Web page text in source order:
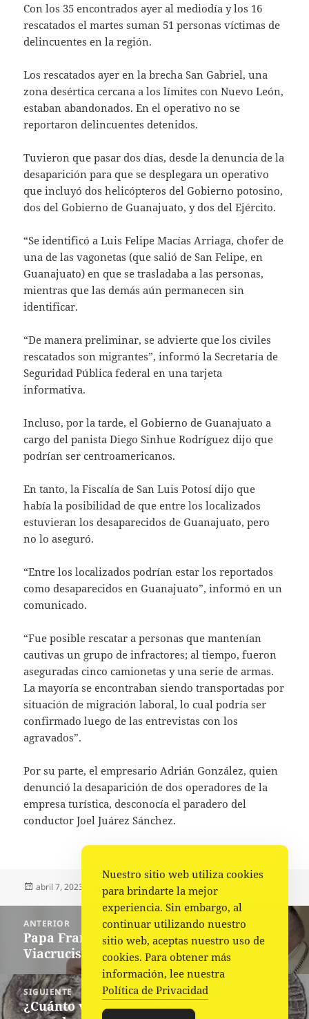
Con los 35 encontrados ayer al mediodía y los 16
rescatados el martes suman 51 personas víctimas de
delincuentes en la región.
Los rescatados ayer en la brecha San Gabriel, una
zona desértica cercana a los límites con Nuevo León,
estaban abandonados. En el operativo no se
reportaron delincuentes detenidos.
Tuvieron que pasar dos días, desde la denuncia de la
desaparición para que se desplegara un operativo
que incluyó dos helicópteros del Gobierno potosino,
dos del Gobierno de Guanajuato, y dos del Ejército.
“Se identificó a Luis Felipe Macías Arriaga, chofer de
una de las vagonetas (que salió de San Felipe, en
Guanajuato) en que se trasladaba a las personas,
mientras que las demás aún permanecen sin
identificar.
“De manera preliminar, se advierte que los civiles
rescatados son migrantes”, informó la Secretaría de
Seguridad Pública federal en una tarjeta
informativa.
Incluso, por la tarde, el Gobierno de Guanajuato a
cargo del panista Diego Sinhue Rodríguez dijo que
podrían ser centroamericanos.
En tanto, la Fiscalía de San Luis Potosí dijo que
había la posibilidad de que entre los localizados
estuvieran los desaparecidos de Guanajuato, pero
no lo aseguró.
“Entre los localizados podrían estar los reportados
como desaparecidos en Guanajuato”, informó en un
comunicado.
“Fue posible rescatar a personas que mantenían
cautivas un grupo de infractores; al tiempo, fueron
aseguradas cinco camionetas y una serie de armas.
La mayoría se encontraban siendo transportadas por
situación de migración laboral, lo cual podría ser
confirmado luego de las entrevistas con los
agravados”.
Por su parte, el empresario Adrián González, quien
denunció la desaparición de dos operadores de la
empresa turística, desconocía el paradero del
conductor Joel Juárez Sánchez.
Publicado
abril 7, 2023 Fuente Categorías
Nacional
entradas
ANTERIOR
Entrada
anterior:
Papa Francisco no participará en
Viacrucis en Coliseo
SIGUIENTE
Siguiente
¿Cuánto valdrían en la actualidad las 30
Nuestro sitio web utiliza cookies
para brindarte la mejor
experiencia. Sin embargo, al
continuar utilizando nuestro
sitio web, aceptas nuestro uso de
cookies. Para obtener más
información, lee nuestra
Política de Privacidad